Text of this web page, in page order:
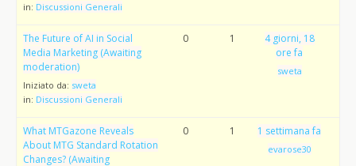
in: Discussioni Generali
The Future of AI in Social
Media Marketing (Awaiting
moderation)
Iniziato da: sweta
in: Discussioni Generali
0 1
4 giorni, 18
ore fa
sweta
What MTGazone Reveals
About MTG Standard Rotation
Changes? (Awaiting
0 1 1 settimana fa
evarose30